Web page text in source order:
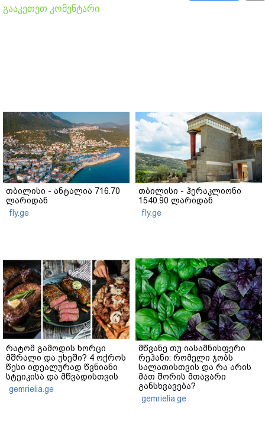
გააკეთეთ კომენტარი
თბილისი - ანტალია 716.70
ლარიდან
fly.ge
თბილისი - ჰერაკლიონი
1540.90 ლარიდან
fly.ge
რატომ გამოდის ხორცი
მშრალი და უხეში? 4 ოქროს
წესი იდეალურად წვნიანი
სტეიკისა და მწვადისთვის
gemrielia.ge
მწვანე თუ იასამნისფერი
რეჰანი: რომელი ჯობს
სალათისთვის და რა არის
მათ შორის მთავარი
განსხვავება?
gemrielia.ge